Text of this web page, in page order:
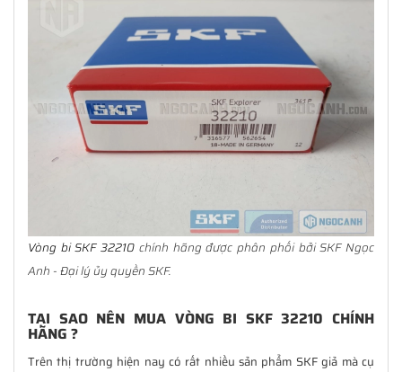
Vòng bi SKF 32210 chính hãng được phân phối bởi SKF Ngọc
Anh - Đại lý ủy quyền SKF.
TẠI SAO NÊN MUA VÒNG BI SKF 32210 CHÍNH
HÃNG ?
Trên thị trường hiện nay có rất nhiều sản phẩm SKF giả mà cụ